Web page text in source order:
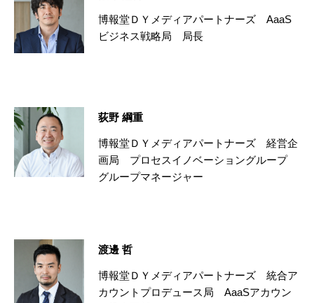
博報堂ＤＹメディアパートナーズ AaaS
ビジネス戦略局 局長
荻野 綱重
博報堂ＤＹメディアパートナーズ 経営企
画局 プロセスイノベーショングループ
グループマネージャー
渡邊 哲
博報堂ＤＹメディアパートナーズ 統合ア
カウントプロデュース局 AaaSアカウン